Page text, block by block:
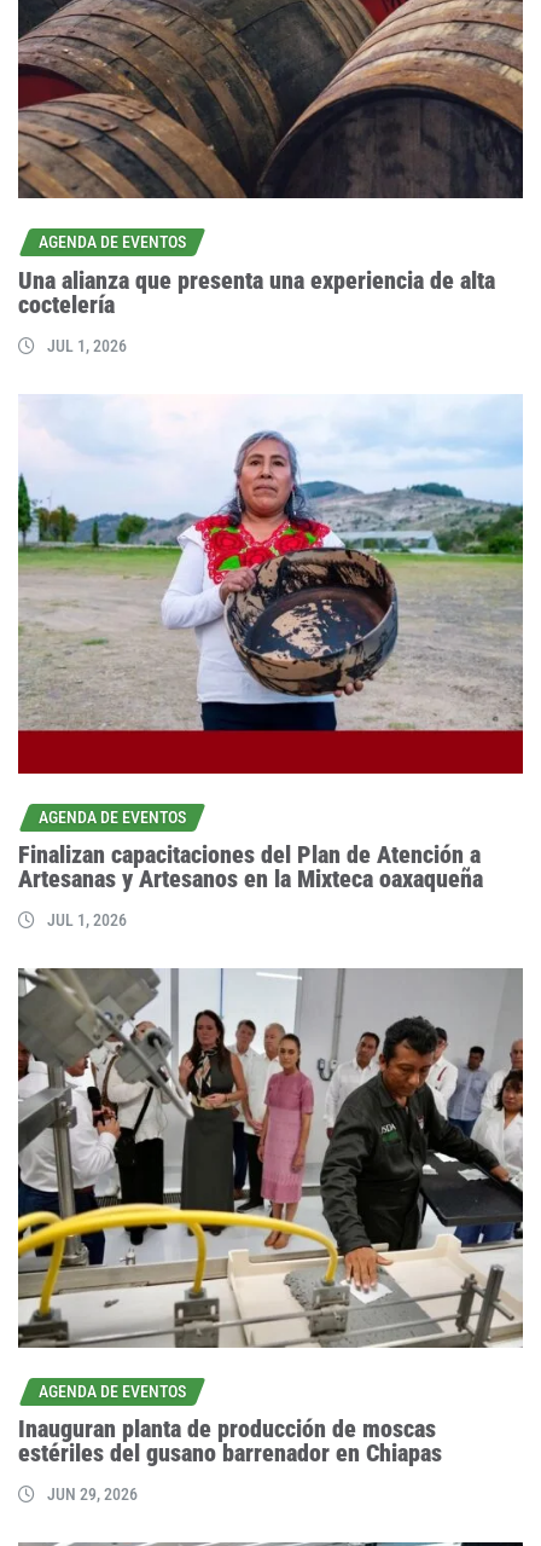
AGENDA DE EVENTOS
Una alianza que presenta una experiencia de alta
coctelería
JUL 1, 2026
AGENDA DE EVENTOS
Finalizan capacitaciones del Plan de Atención a
Artesanas y Artesanos en la Mixteca oaxaqueña
JUL 1, 2026
AGENDA DE EVENTOS
Inauguran planta de producción de moscas
estériles del gusano barrenador en Chiapas
JUN 29, 2026